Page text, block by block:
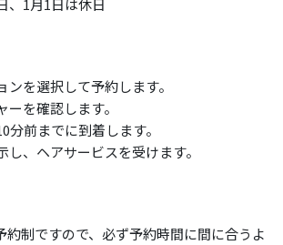
、1月1日は休日
ンを選択して予約します。
を確認します。
分前までに到着します。
し、ヘアサービスを受けます。
約制ですので、必ず予約時間に間に合うよ